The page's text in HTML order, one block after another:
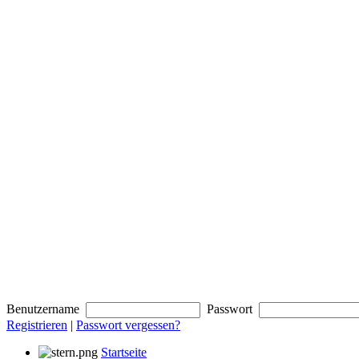
Benutzername Passwort
Registrieren | Passwort vergessen?
Startseite